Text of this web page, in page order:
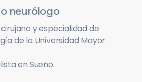
neurólogo
y especialidad de
de la Universidad Mayor.
en Sueño.